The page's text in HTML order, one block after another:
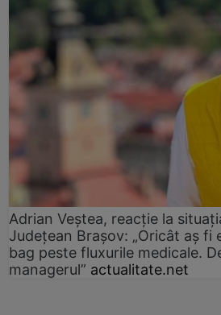
Adrian Veștea, reacție la
Județean Brașov: „Oricât aș fi
bag peste fluxurile medicale.
managerul” actualitate.net